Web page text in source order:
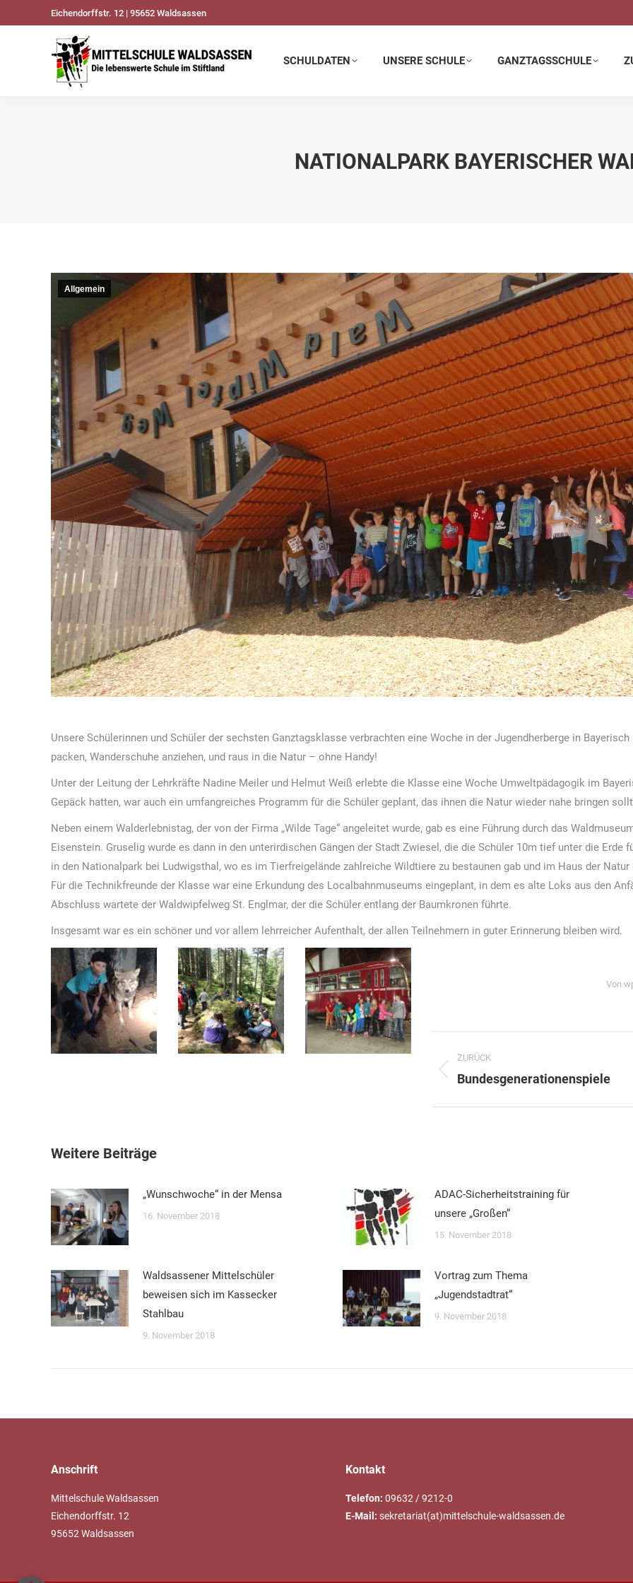
Eichendorffstr. 12 | 95652 Waldsassen
SCHULDATEN UNSERE SCHULE GANZTAGSSCHULE
NATIONALPARK BAYERISCHER
Allgemein
Unsere Schülerinnen und Schüler der sechsten Ganztagsklasse verbrachten eine Woche in der Jugendherberge in
packen, Wanderschuhe anziehen, und raus in die Natur – ohne Handy!
Unter der Leitung der Lehrkräfte Nadine Meiler und Helmut Weiß erlebte die Klasse eine Woche Umweltpädagogik im
Gepäck hatten, war auch ein umfangreiches Programm für die Schüler geplant, das ihnen die Natur wieder nahe bringen
Neben einem Walderlebnistag, der von der Firma „Wilde Tage“ angeleitet wurde, gab es eine Führung durch das
Eisenstein. Gruselig wurde es dann in den unterirdischen Gängen der Stadt Zwiesel, die die Schüler 10m tief unter die Erde
in den Nationalpark bei Ludwigsthal, wo es im Tierfreigelände zahlreiche Wildtiere zu bestaunen gab und im Haus der
Für die Technikfreunde der Klasse war eine Erkundung des Localbahnmuseums eingeplant, in dem es alte Loks aus den
Abschluss wartete der Waldwipfelweg St. Englmar, der die Schüler entlang der Baumkronen führte.
Insgesamt war es ein schöner und vor allem lehrreicher Aufenthalt, der allen Teilnehmern in guter Erinnerung bleiben wird.
Von
Kommentarnavigation
ZURÜCK
Vorheriger
Bundesgenerationenspiele
Weitere Beiträge
„Wunschwoche“ in der Mensa
16. November 2018
ADAC-Sicherheitstraining für
unsere „Großen“
15. November 2018
Waldsassener Mittelschüler
beweisen sich im Kassecker
Stahlbau
9. November 2018
Vortrag zum Thema
„Jugendstadtrat“
9. November 2018
Anschrift
Mittelschule Waldsassen
Eichendorffstr. 12
95652 Waldsassen
Kontakt
Telefon: 09632 / 9212-0
E-Mail: sekretariat(at)mittelschule-waldsassen.de